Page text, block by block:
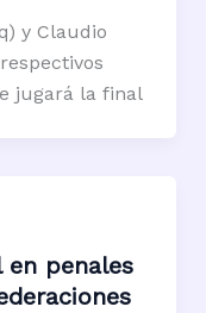
y Claudio
jugará la final
en penales